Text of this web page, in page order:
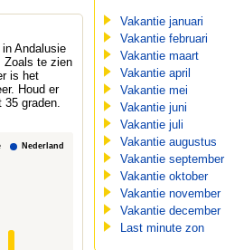
Andalusie
Zoals te zien
is het
Houd er
35 graden.
Nederland
Vakantie januari
Vakantie februari
Vakantie maart
Vakantie april
Vakantie mei
Vakantie juni
Vakantie juli
Vakantie augustus
Vakantie september
Vakantie oktober
Vakantie november
Vakantie december
Last minute zon